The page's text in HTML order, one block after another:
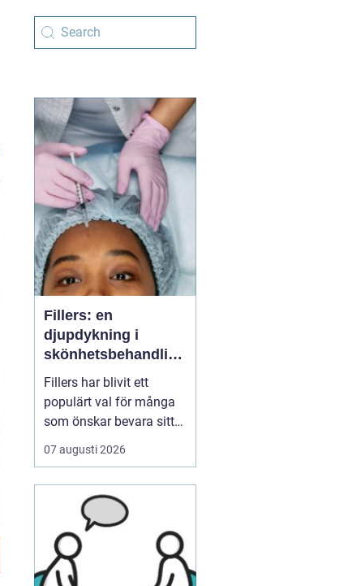
Fillers: en
djupdykning i
skönhetsbehandling
ens värld
Fillers har blivit ett
populärt val för många
som önskar bevara sitt
ungdomliga utseende
utan att behöva
kirurgiska ingrepp.
Dessa behandlingar
erbjuder en icke-kirurgisk
lösning för att återställa
volym och definition i
07 augusti 2026